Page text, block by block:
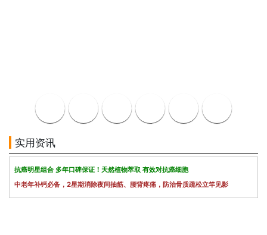
实用资讯
抗癌明星组合 多年口碑保证！天然植物萃取 有效对抗癌细胞
中老年补钙必备，2星期消除夜间抽筋、腰背疼痛，防治骨质疏松立竿见影